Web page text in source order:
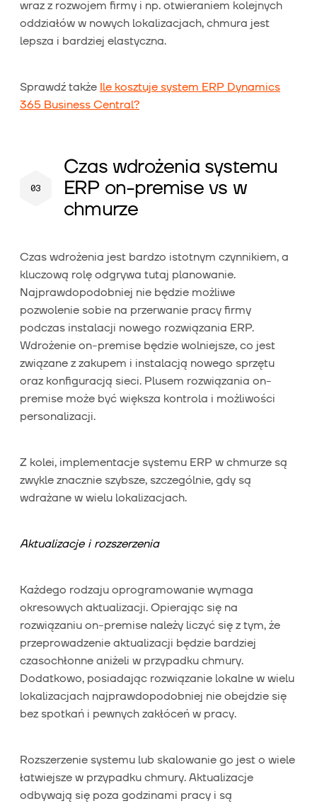
wraz z rozwojem firmy i np. otwieraniem kolejnych
oddziałów w nowych lokalizacjach, chmura jest
lepsza i bardziej elastyczna.
Sprawdź także Ile kosztuje system ERP Dynamics
365 Business Central?
Czas wdrożenia systemu
ERP on-premise vs w
chmurze
Czas wdrożenia jest bardzo istotnym czynnikiem, a
kluczową rolę odgrywa tutaj planowanie.
Najprawdopodobniej nie będzie możliwe
pozwolenie sobie na przerwanie pracy firmy
podczas instalacji nowego rozwiązania ERP.
Wdrożenie on-premise będzie wolniejsze, co jest
związane z zakupem i instalacją nowego sprzętu
oraz konfiguracją sieci. Plusem rozwiązania on-
premise może być większa kontrola i możliwości
personalizacji.
Z kolei, implementacje systemu ERP w chmurze są
zwykle znacznie szybsze, szczególnie, gdy są
wdrażane w wielu lokalizacjach.
Aktualizacje i rozszerzenia
Każdego rodzaju oprogramowanie wymaga
okresowych aktualizacji. Opierając się na
rozwiązaniu on-premise należy liczyć się z tym, że
przeprowadzenie aktualizacji będzie bardziej
czasochłonne aniżeli w przypadku chmury.
Dodatkowo, posiadając rozwiązanie lokalne w wielu
lokalizacjach najprawdopodobniej nie obejdzie się
bez spotkań i pewnych zakłóceń w pracy.
Rozszerzenie systemu lub skalowanie go jest o wiele
łatwiejsze w przypadku chmury. Aktualizacje
odbywają się poza godzinami pracy i są